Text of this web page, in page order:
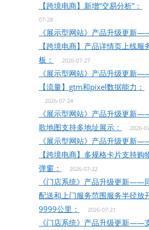
【跨境电商】新增“交易分析”：
07-28
《展示型网站》产品升级更新
【跨境电商】产品详情页上线服
板：
2026-07-27
《展示型网站》产品升级更新
【流量】gtm和pixel数据能力：
2026-07-24
《展示型网站》产品升级更新
歌地图支持多地址展示：
2026-
《展示型网站》产品升级更新
【跨境电商】多规格卡片支持购
弹窗：
2026-07-22
《门店系统》产品升级更新——
配送和上门服务范围服务半径放
9999公里：
2026-07-21
《门店系统》产品升级更新——